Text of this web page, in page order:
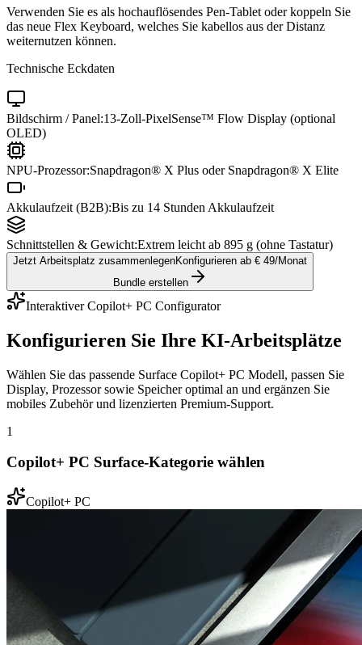
Verwenden Sie es als hochauflösendes Pen-Tablet oder koppeln Sie
das neue Flex Keyboard, welches Sie kabellos aus der Distanz
weiternutzen können.
Technische Eckdaten
Bildschirm / Panel:13-Zoll-PixelSense™ Flow Display (optional
OLED)
NPU-Prozessor:Snapdragon® X Plus oder Snapdragon® X Elite
Akkulaufzeit (B2B):Bis zu 14 Stunden Akkulaufzeit
Schnittstellen & Gewicht:Extrem leicht ab 895 g (ohne Tastatur)
Jetzt Arbeitsplatz zusammenlegenKonfigurieren ab € 49/Monat
Bundle erstellen
Interaktiver Copilot+ PC Configurator
Konfigurieren Sie Ihre KI-Arbeitsplätze
Wählen Sie das passende Surface Copilot+ PC Modell, passen Sie
Display, Prozessor sowie Speicher optimal an und ergänzen Sie
mobiles Zubehör und lizenzierten Premium-Support.
1
Copilot+ PC Surface-Kategorie wählen
Copilot+ PC